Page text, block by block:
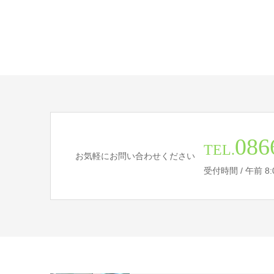
お気軽にお問い合わせください TEL.
受付時間 / 午前